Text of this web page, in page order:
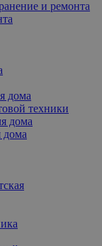
и ремонта
дома
техники
дома
дома